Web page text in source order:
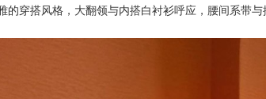
的穿搭风格，大翻领与内搭白衬衫呼应，腰间系带与